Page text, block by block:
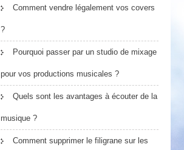
Comment vendre légalement vos covers
?
Pourquoi passer par un studio de mixage
pour vos productions musicales ?
Quels sont les avantages à écouter de la
musique ?
Comment supprimer le filigrane sur les